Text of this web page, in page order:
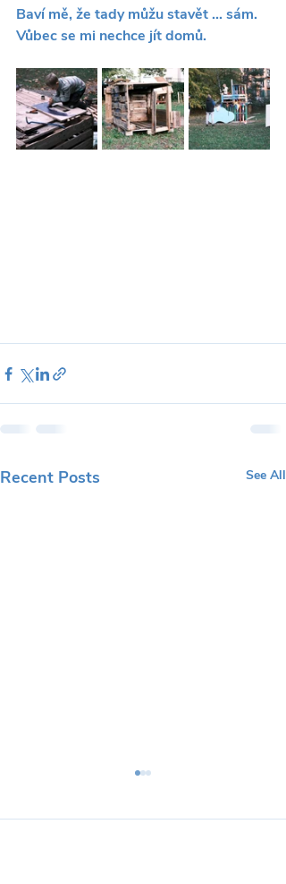
Baví mě, že tady můžu stavět ... sám.
Vůbec se mi nechce jít domů.
Recent Posts See All